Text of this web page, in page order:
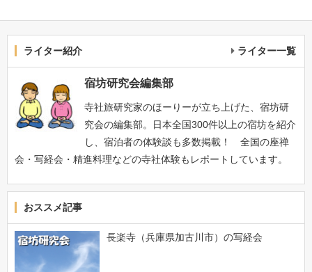
ライター紹介 ライター一覧
宿坊研究会編集部
寺社旅研究家のほーりーが立ち上げた、宿坊研
究会の編集部。日本全国300件以上の宿坊を紹介
し、宿泊者の体験談も多数掲載！ 全国の座禅
会・写経会・精進料理などの寺社体験もレポートしています。
おススメ記事
長楽寺（兵庫県加古川市）の写経会